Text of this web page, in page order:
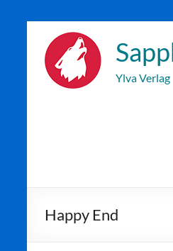
Inhalt
wechseln
Ylva Verlag
Happy End